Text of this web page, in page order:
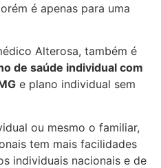
é apenas para uma
Alterosa, também é
de saúde individual com
e plano individual sem
ou mesmo o familiar,
tem mais facilidades
individuais nacionais e de